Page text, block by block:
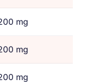
mg
mg
mg